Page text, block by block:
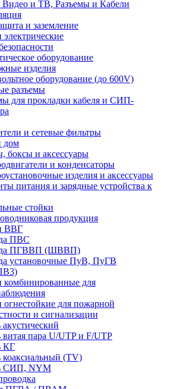
Видео и ТВ, Разъемы и Кабели
и заземление
электрические
оборудование
изделия
оборудование (до 600V)
разъемы
для прокладки кабеля и СИП-
и сетевые фильтры
дом
боксы и аксессуары
и конденсаторы
изделия и аксессуары
питания и зарядные устройства к
стойки
продукция
ВВГ
ПВС
ПГВВП (ШВВП)
установочные ПуВ, ПуГВ
комбинированные для
огнестойкие для пожарной
и сигнализации
акустический
витая пара U/UTP и F/UTP
КГ
коаксиальный (TV)
СИП, NYM